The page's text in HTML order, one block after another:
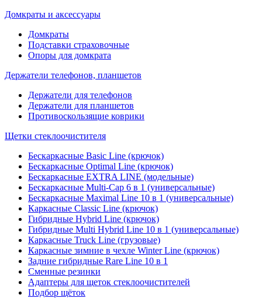
Домкраты и аксессуары
Домкраты
Подставки страховочные
Опоры для домкрата
Держатели телефонов, планшетов
Держатели для телефонов
Держатели для планшетов
Противоскользящие коврики
Щетки стеклоочистителя
Бескаркасные Basic Line (крючок)
Бескаркасные Optimal Line (крючок)
Бескаркасные EXTRA LINE (модельные)
Бескаркасные Multi-Cap 6 в 1 (универсальные)
Бескаркасные Maximal Line 10 в 1 (универсальные)
Каркасные Classic Line (крючок)
Гибридные Hybrid Line (крючок)
Гибридные Multi Hybrid Line 10 в 1 (универсальные)
Каркасные Truck Line (грузовые)
Каркасные зимние в чехле Winter Line (крючок)
Задние гибридные Rare Line 10 в 1
Сменные резинки
Адаптеры для щеток стеклоочистителей
Подбор щёток